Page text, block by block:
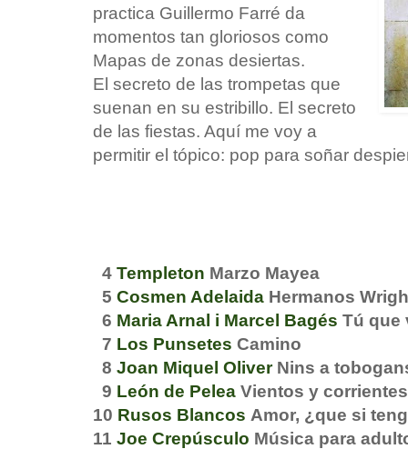
practica Guillermo Farré da
momentos tan gloriosos como
Mapas de zonas desiertas.
El secreto de las trompetas que
suenan en su estribillo. El secreto
de las fiestas. Aquí me voy a
permitir el tópico: pop para soñar
4 Templeton Marzo Mayea
5 Cosmen Adelaida Hermanos
6 Maria Arnal i Marcel Bagés Tú que
7 Los Punsetes Camino
8 Joan Miquel Oliver Nins a
9 León de Pelea Vientos y
10 Rusos Blancos Amor, ¿que si
11 Joe Crepúsculo Música para